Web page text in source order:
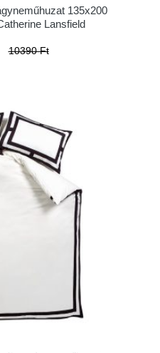
135x200
Lansfield
10390 Ft